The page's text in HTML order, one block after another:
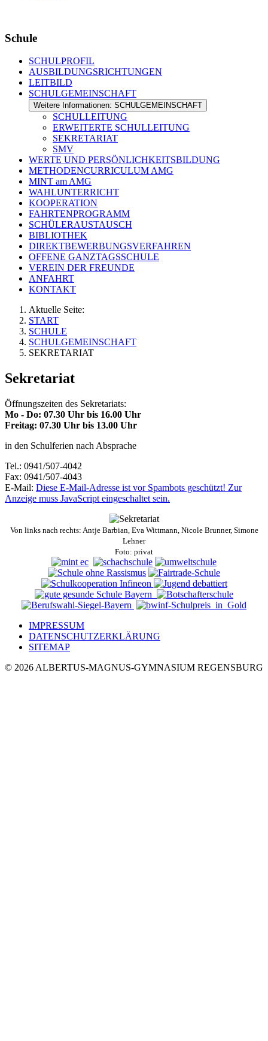
Schule
SCHULPROFIL
AUSBILDUNGSRICHTUNGEN
LEITBILD
SCHULGEMEINSCHAFT
Weitere Informationen: SCHULGEMEINSCHAFT
SCHULLEITUNG
ERWEITERTE SCHULLEITUNG
SEKRETARIAT
SMV
WERTE UND PERSÖNLICHKEITSBILDUNG
METHODENCURRICULUM AMG
MINT am AMG
WAHLUNTERRICHT
KOOPERATION
FAHRTENPROGRAMM
SCHÜLERAUSTAUSCH
BIBLIOTHEK
DIREKTBEWERBUNGSVERFAHREN
OFFENE GANZTAGSSCHULE
VEREIN DER FREUNDE
ANFAHRT
KONTAKT
Aktuelle Seite:
START
SCHULE
SCHULGEMEINSCHAFT
SEKRETARIAT
Sekretariat
Öffnungszeiten des Sekretariats:
Mo - Do: 07.30 Uhr bis 16.00 Uhr
Freitag: 07.30 Uhr bis 13.00 Uhr
in den Schulferien nach Absprache
Tel.: 0941/507-4042
Fax: 0941/507-4043
E-Mail: Diese E-Mail-Adresse ist vor Spambots geschützt! Zur
Anzeige muss JavaScript eingeschaltet sein.
Von links nach rechts: Antje Barbian, Eva Wittmann, Nicole Brunner, Simone
Lehner
Foto: privat
IMPRESSUM
DATENSCHUTZERKLÄRUNG
SITEMAP
© 2026 ALBERTUS-MAGNUS-GYMNASIUM REGENSBURG